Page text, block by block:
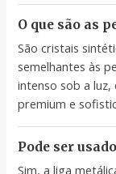
O que são as
São cristais
semelhantes às
intenso sob a
premium e
Pode ser
Sim, a liga